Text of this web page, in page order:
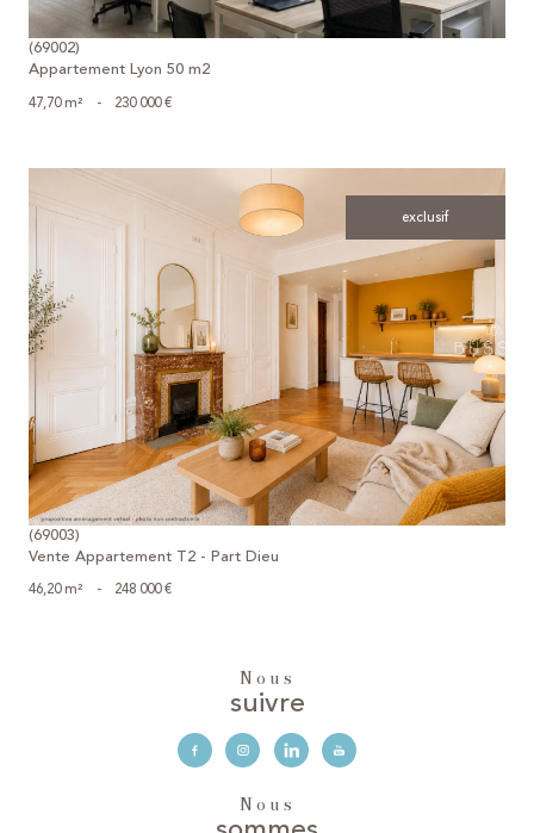
(69002)
Appartement Lyon 50 m2
47,70 m² - 230 000 €
exclusif
voir le bien
(69003)
Vente Appartement T2 - Part Dieu
46,20 m² - 248 000 €
Nous
suivre
Nous